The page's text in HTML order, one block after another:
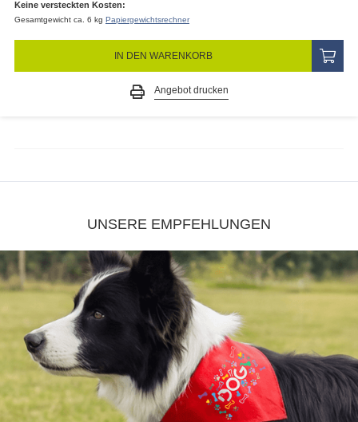
Keine versteckten Kosten:
Gesamtgewicht ca. 6 kg Papiergewichtsrechner
IN DEN WARENKORB
Angebot drucken
UNSERE EMPFEHLUNGEN